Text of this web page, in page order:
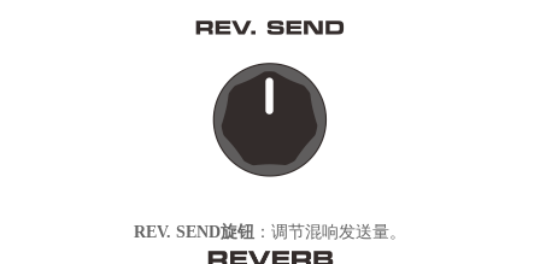
REV. SEND旋钮 ： 调节混响发送量。